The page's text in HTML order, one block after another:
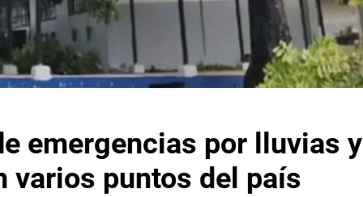
emergencias por lluvias y
varios puntos del país